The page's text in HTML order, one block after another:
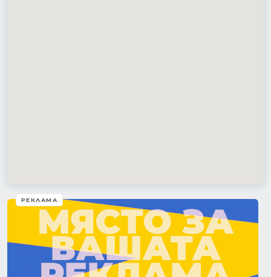
РЕКЛАМА